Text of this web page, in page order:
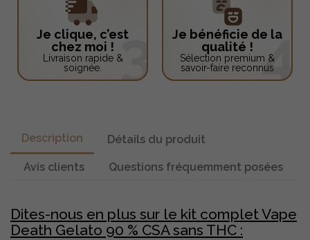
Je clique, c’est
chez moi !
Livraison rapide &
soignée.
Je bénéficie de la
qualité !
Sélection premium &
savoir-faire reconnus
Description Détails du produit
Avis clients Questions fréquemment posées
Dites-nous en plus sur le kit complet Vape
Death Gelato 90 % CSA sans THC :